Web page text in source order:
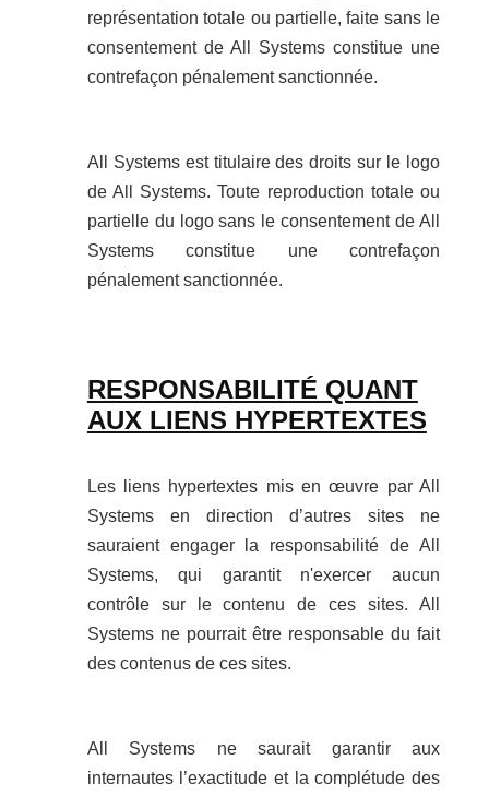
représentation totale ou partielle, faite sans le
consentement de All Systems constitue une
contrefaçon pénalement sanctionnée.
All Systems est titulaire des droits sur le logo
de All Systems. Toute reproduction totale ou
partielle du logo sans le consentement de All
Systems constitue une contrefaçon
pénalement sanctionnée.
RESPONSABILITÉ QUANT
AUX LIENS HYPERTEXTES
Les liens hypertextes mis en œuvre par All
Systems en direction d’autres sites ne
sauraient engager la responsabilité de All
Systems, qui garantit n'exercer aucun
contrôle sur le contenu de ces sites. All
Systems ne pourrait être responsable du fait
des contenus de ces sites.
All Systems ne saurait garantir aux
internautes l’exactitude et la complétude des